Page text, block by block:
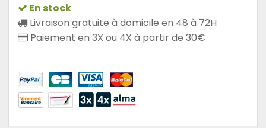
En stock
Livraison gratuite à domicile en 48 à 72H
Paiement en 3X ou 4X à partir de 30€